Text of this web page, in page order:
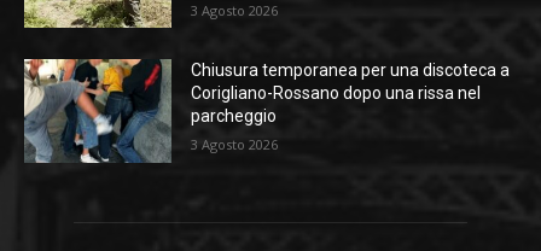
3 Agosto 2026
Chiusura temporanea per una discoteca a
Corigliano-Rossano dopo una rissa nel
parcheggio
3 Agosto 2026